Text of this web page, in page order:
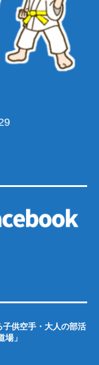
子供空手・大人の部活
場」